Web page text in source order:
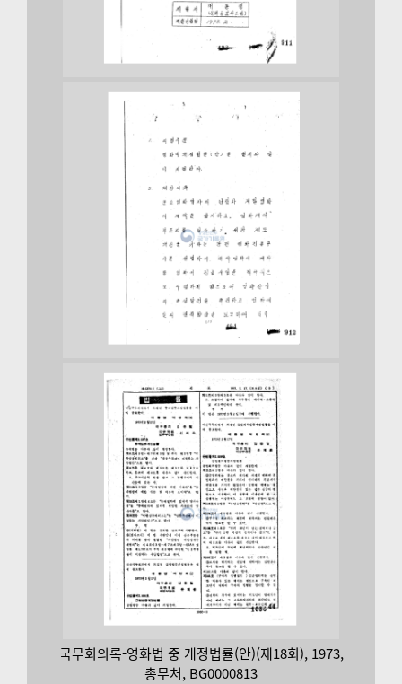
국무회의록-영화법 중 개정법률(안)(제18회), 1973,
총무처, BG0000813